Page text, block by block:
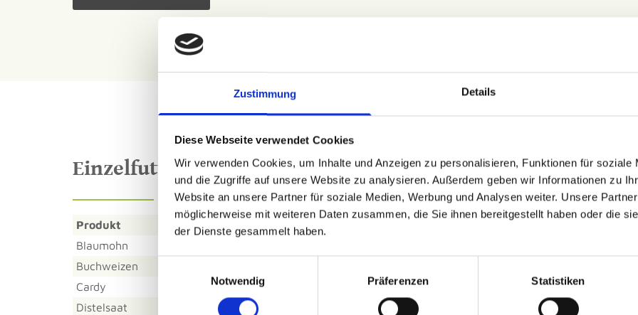
Zustimmung Details
Diese Webseite verwendet Cookies
Wir verwenden Cookies, um Inhalte und Anzeigen zu personalisieren, Funktionen für soziale
und die Zugriffe auf unsere Website zu analysieren. Außerdem geben wir Informationen zu
Website an unsere Partner für soziale Medien, Werbung und Analysen weiter. Unsere
möglicherweise mit weiteren Daten zusammen, die Sie ihnen bereitgestellt haben oder die
der Dienste gesammelt haben.
Notwendig
Präferenzen Statistiken
Einzelfuttermittel
Produkt
Blaumohn
Buchweizen
Cardy
1 kg, 5 kg, 20 kg
Distelsaat